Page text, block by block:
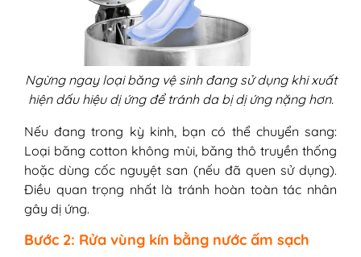
Ngừng ngay loại băng vệ sinh đang sử dụng khi xuất
hiện dấu hiệu dị ứng để tránh da bị dị ứng nặng hơn.
Nếu đang trong kỳ kinh, bạn có thể chuyển sang:
Loại băng cotton không mùi, băng thô truyền thống
hoặc dùng cốc nguyệt san (nếu đã quen sử dụng).
Điều quan trọng nhất là tránh hoàn toàn tác nhân
gây dị ứng.
Bước 2: Rửa vùng kín bằng nước ấm sạch